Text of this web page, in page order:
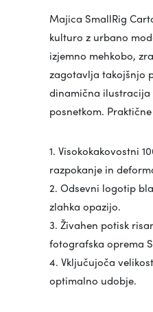
Majica SmallRig
kulturo z urbano
izjemno mehkobo,
zagotavlja takojšnjo
dinamična ilustracija
posnetkom.
1. Visokokakovostni
razpokanje in
2. Odsevni logotip
zlahka opazijo.
3. Živahen potisk
fotografska oprema
4. Vključujoča
optimalno udobje.